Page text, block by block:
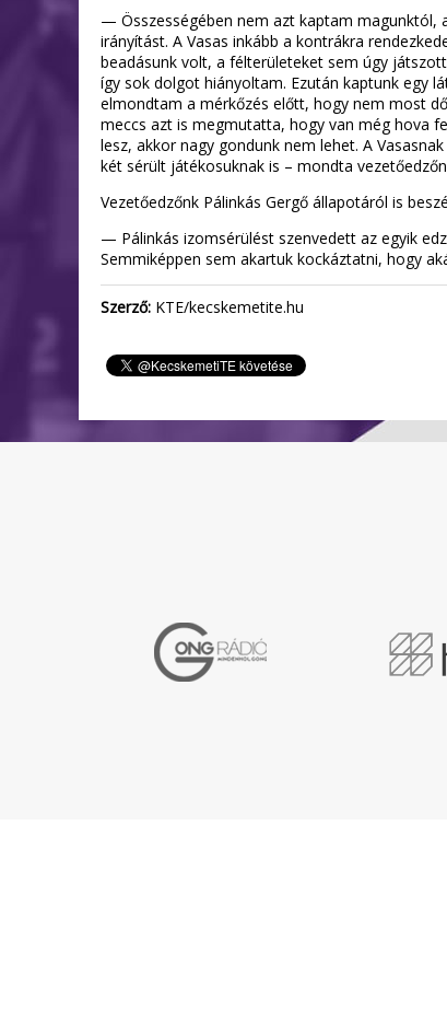
— Összességében nem azt kaptam magunktól,
irányítást. A Vasas inkább a kontrákra
beadásunk volt, a félterületeket sem úgy
így sok dolgot hiányoltam. Ezután kaptunk egy
elmondtam a mérkőzés előtt, hogy nem most
meccs azt is megmutatta, hogy van még hova
lesz, akkor nagy gondunk nem lehet. A
két sérült játékosuknak is – mondta
Vezetőedzőnk Pálinkás Gergő állapotáról is
— Pálinkás izomsérülést szenvedett az egyik
Semmiképpen sem akartuk kockáztatni, hogy
Szerző: KTE/kecskemetite.hu